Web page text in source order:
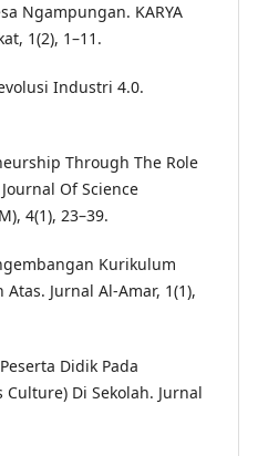
Ngampungan. KARYA
1(2), 1–11.
Industri 4.0.
Through The Role
Of Science
4(1), 23–39.
Kurikulum
Jurnal Al-Amar, 1(1),
Didik Pada
Di Sekolah. Jurnal